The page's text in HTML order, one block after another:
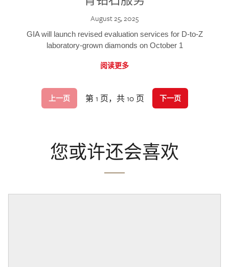
August 25, 2025
GIA will launch revised evaluation services for D-to-Z
laboratory-grown diamonds on October 1
阅读更多
上一页 第 1 页，共 10 页 下一页
您或许还会喜欢